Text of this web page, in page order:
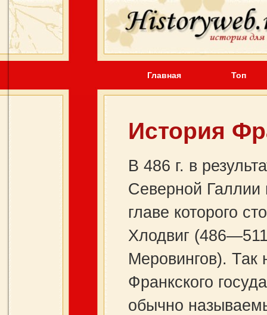
Главная Топ
История
В 486 г. в
Северной Галлии
главе которого
Хлодвиг
Меровингов). Так
Франкского
обычно